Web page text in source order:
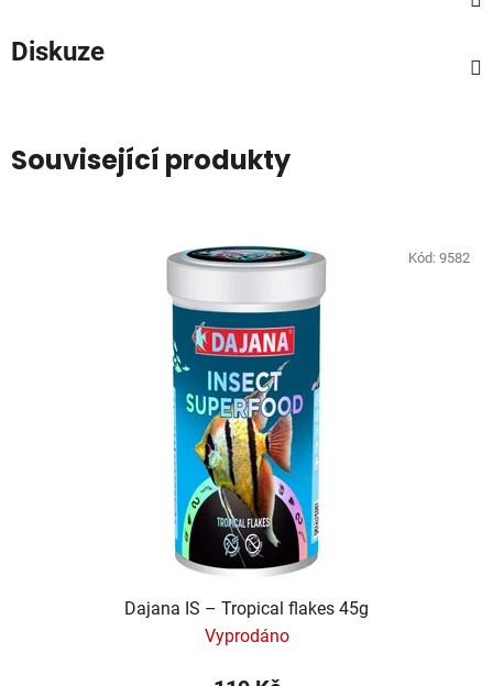
Diskuze
Související produkty
Dajana IS – Tropical flakes 45g
Vyprodáno
Kód: 9582